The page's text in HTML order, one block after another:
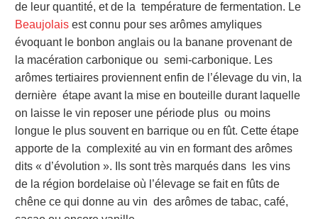
de leur quantité, et de la température de fermentation. Le
Beaujolais est connu pour ses arômes amyliques
évoquant le bonbon anglais ou la banane provenant de
la macération carbonique ou semi-carbonique. Les
arômes tertiaires proviennent enfin de l’élevage du vin, la
dernière étape avant la mise en bouteille durant laquelle
on laisse le vin reposer une période plus ou moins
longue le plus souvent en barrique ou en fût. Cette étape
apporte de la complexité au vin en formant des arômes
dits « d’évolution ». Ils sont très marqués dans les vins
de la région bordelaise où l’élevage se fait en fûts de
chêne ce qui donne au vin des arômes de tabac, café,